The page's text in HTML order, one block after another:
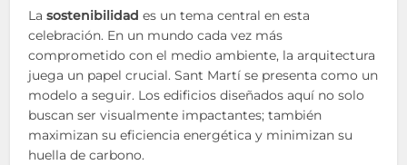
Lasostenibilidad es un tema central en esta
celebración. En un mundo cada vez más
comprometido con el medio ambiente, la arquitectura
juega un papel crucial. Sant Martí se presenta como un
modelo a seguir. Los edificios diseñados aquí no solo
buscan ser visualmente impactantes; también
maximizan su eficiencia energética y minimizan su
huella de carbono.